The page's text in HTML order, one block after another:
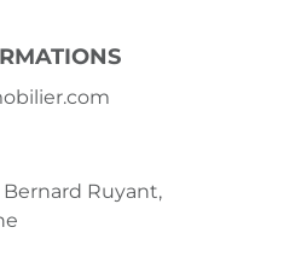
Bernard Ruyant,